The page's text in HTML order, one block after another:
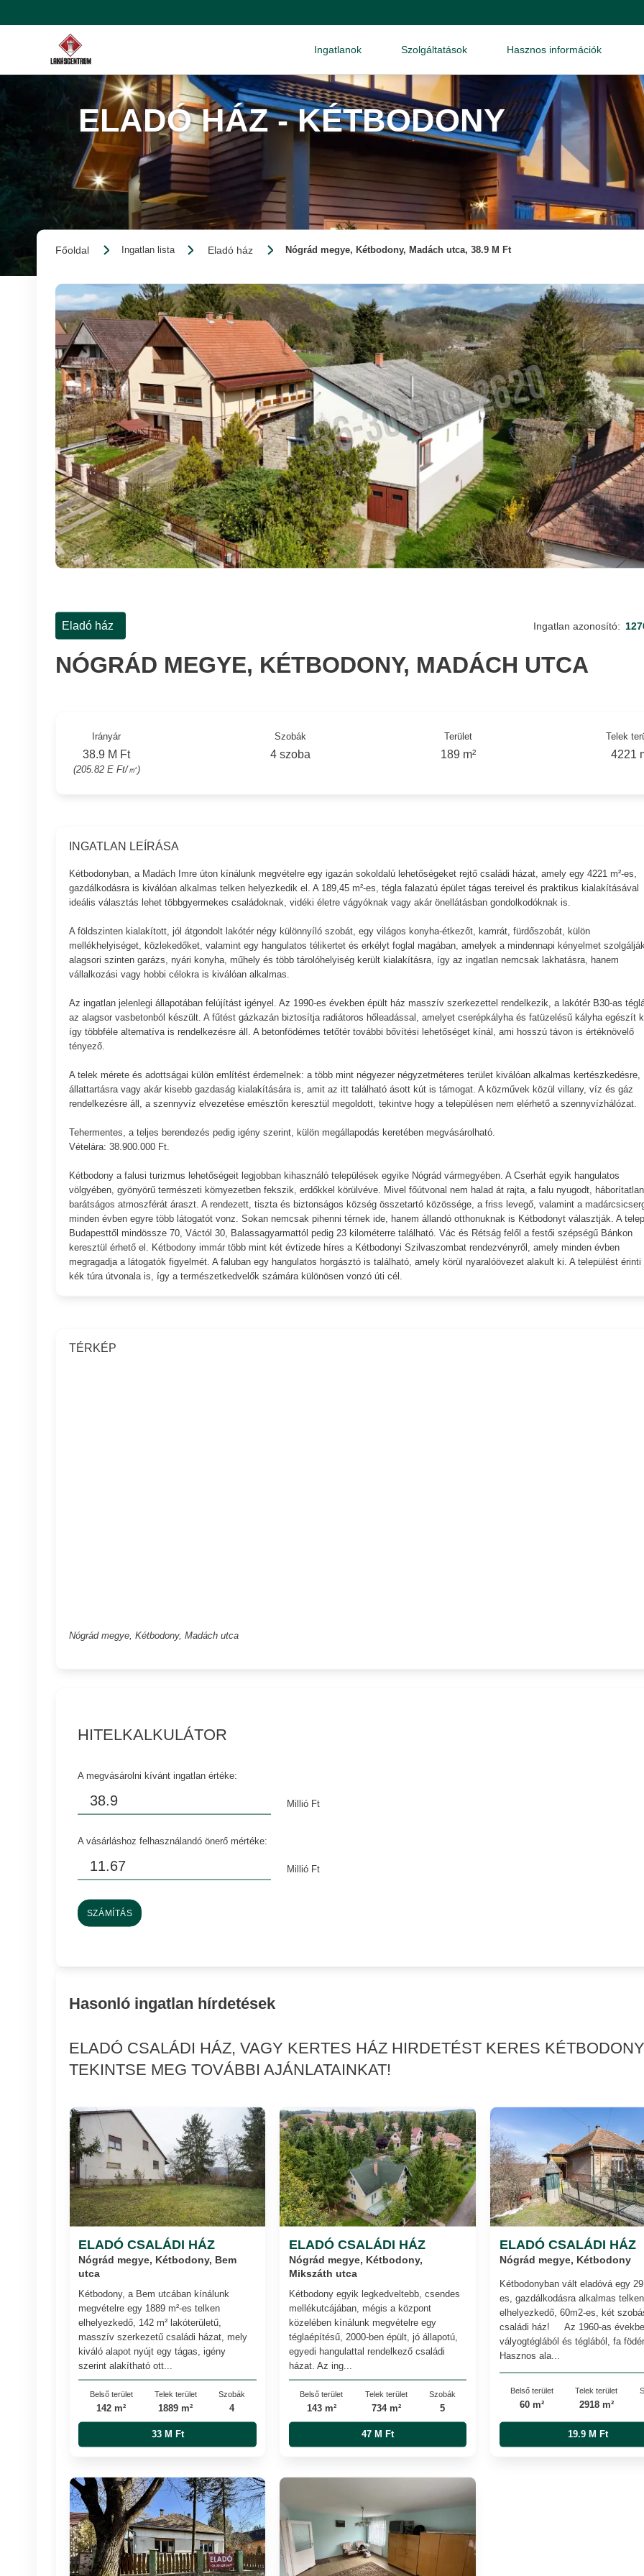
Ingatlanok Szolgáltatások Hasznos információk
ELADÓ HÁZ - KÉTBODONY
Főoldal Ingatlan lista Eladó ház Nógrád megye, Kétbodony, Madách utca, 38.9 M Ft
Eladó ház Ingatlan azonosító:
NÓGRÁD MEGYE, KÉTBODONY, MADÁCH UTCA
Irányár
38.9 M Ft
(205.82 E Ft/㎡)
Szobák
4 szoba
Terület
189 m²
Telek
4221
INGATLAN LEÍRÁSA
Kétbodonyban, a Madách Imre úton kínálunk megvételre egy igazán sokoldalú lehetőségeket rejtő családi házat, amely egy 4221 m²-es,
gazdálkodásra is kiválóan alkalmas telken helyezkedik el. A 189,45 m²-es, tégla falazatú épület tágas tereivel és praktikus kialakításával
ideális választás lehet többgyermekes családoknak, vidéki életre vágyóknak vagy akár önellátásban gondolkodóknak is.
A földszinten kialakított, jól átgondolt lakótér négy különnyíló szobát, egy világos konyha-étkezőt, kamrát, fürdőszobát, külön
mellékhelyiséget, közlekedőket, valamint egy hangulatos télikertet és erkélyt foglal magában, amelyek a mindennapi kényelmet
alagsori szinten garázs, nyári konyha, műhely és több tárolóhelyiség került kialakításra, így az ingatlan nemcsak lakhatásra, hanem
vállalkozási vagy hobbi célokra is kiválóan alkalmas.
Az ingatlan jelenlegi állapotában felújítást igényel. Az 1990-es években épült ház masszív szerkezettel rendelkezik, a lakótér B30-as
az alagsor vasbetonból készült. A fűtést gázkazán biztosítja radiátoros hőleadással, amelyet cserépkályha és fatüzelésű kályha egészít
így többféle alternatíva is rendelkezésre áll. A betonfödémes tetőtér további bővítési lehetőséget kínál, ami hosszú távon is értéknövelő
tényező.
A telek mérete és adottságai külön említést érdemelnek: a több mint négyezer négyzetméteres terület kiválóan alkalmas kertészkedésre,
állattartásra vagy akár kisebb gazdaság kialakítására is, amit az itt található ásott kút is támogat. A közművek közül villany, víz és gáz
rendelkezésre áll, a szennyvíz elvezetése emésztőn keresztül megoldott, tekintve hogy a településen nem elérhető a szennyvízhálózat.
Tehermentes, a teljes berendezés pedig igény szerint, külön megállapodás keretében megvásárolható.
Vételára: 38.900.000 Ft.
Kétbodony a falusi turizmus lehetőségeit legjobban kihasználó települések egyike Nógrád vármegyében. A Cserhát egyik hangulatos
völgyében, gyönyörű természeti környezetben fekszik, erdőkkel körülvéve. Mivel főútvonal nem halad át rajta, a falu nyugodt,
barátságos atmoszférát áraszt. A rendezett, tiszta és biztonságos község összetartó közössége, a friss levegő, valamint a
minden évben egyre több látogatót vonz. Sokan nemcsak pihenni térnek ide, hanem állandó otthonuknak is Kétbodonyt választják. A
Budapesttől mindössze 70, Váctól 30, Balassagyarmattól pedig 23 kilométerre található. Vác és Rétság felől a festői szépségű Bánkon
keresztül érhető el. Kétbodony immár több mint két évtizede híres a Kétbodonyi Szilvaszombat rendezvényről, amely minden évben
megragadja a látogatók figyelmét. A faluban egy hangulatos horgásztó is található, amely körül nyaralóövezet alakult ki. A települést érinti
kék túra útvonala is, így a természetkedvelők számára különösen vonzó úti cél.
TÉRKÉP
Nógrád megye, Kétbodony, Madách utca
HITELKALKULÁTOR
A megvásárolni kívánt ingatlan értéke:
Millió Ft
A vásárláshoz felhasználandó önerő mértéke:
Millió Ft
SZÁMÍTÁS
Hasonló ingatlan hírdetések
ELADÓ CSALÁDI HÁZ, VAGY KERTES HÁZ HIRDETÉST KERES
TEKINTSE MEG TOVÁBBI AJÁNLATAINKAT!
ELADÓ CSALÁDI HÁZ
Nógrád megye, Kétbodony, Bem
utca
Kétbodony, a Bem utcában kínálunk
megvételre egy 1889 m²-es telken
elhelyezkedő, 142 m² lakóterületű,
masszív szerkezetű családi házat, mely
kiváló alapot nyújt egy tágas, igény
szerint alakítható ott...
Belső terület
142 m²
Telek terület
1889 m²
Szobák
4
33 M Ft
ELADÓ CSALÁDI HÁZ
Nógrád megye, Kétbodony,
Mikszáth utca
Kétbodony egyik legkedveltebb, csendes
mellékutcájában, mégis a központ
közelében kínálunk megvételre egy
téglaépítésű, 2000-ben épült, jó állapotú,
egyedi hangulattal rendelkező családi
házat. Az ing...
Belső terület
143 m²
Telek terület
734 m²
Szobák
5
47 M Ft
ELADÓ CSALÁDI HÁZ
Nógrád megye, Kétbodony
Kétbodonyban vált eladóvá egy
es, gazdálkodásra alkalmas telken
elhelyezkedő, 60m2-es, két
családi ház! Az 1960-as
vályogtéglából és téglából, fa
Hasznos ala...
Belső terület
60 m²
Telek terület
2918 m²
19.9 M Ft